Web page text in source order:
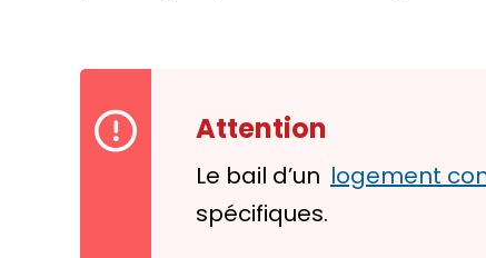
Attention
Le bail d’un logement
spécifiques.